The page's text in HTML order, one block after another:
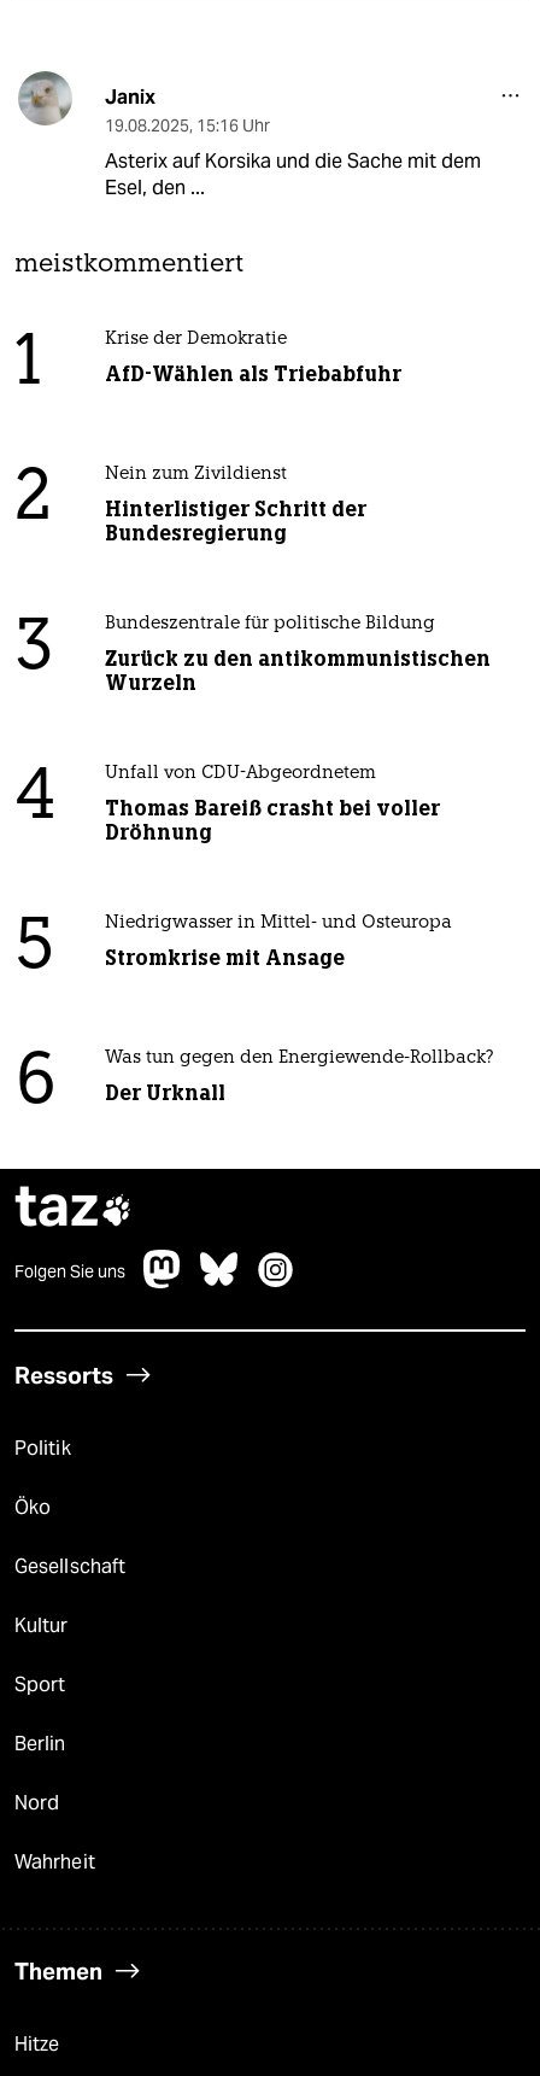
Janix
19.08.2025, 15:16 Uhr
Asterix auf Korsika und die Sache mit dem
Esel, den ...
meistkommentiert
1 Krise der Demokratie
AfD-Wählen als Triebabfuhr
2 Nein zum Zivildienst
Hinterlistiger Schritt der
Bundesregierung
3 Bundeszentrale für politische Bildung
Zurück zu den antikommunistischen
Wurzeln
4 Unfall von CDU-Abgeordnetem
Thomas Bareiß crasht bei voller
Dröhnung
5 Niedrigwasser in Mittel- und Osteuropa
Stromkrise mit Ansage
6 Was tun gegen den Energiewende-Rollback?
Der Urknall
taz
Folgen Sie uns
Ressorts
Politik
Öko
Gesellschaft
Kultur
Sport
Berlin
Nord
Wahrheit
Themen
Hitze